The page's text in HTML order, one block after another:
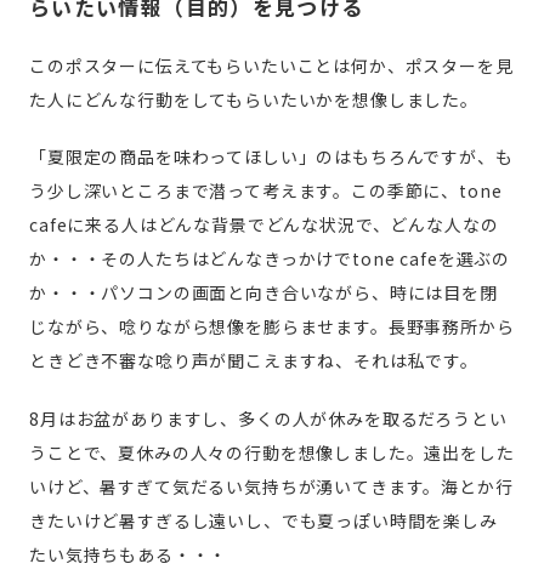
らいたい情報（目的）を見つける
このポスターに伝えてもらいたいことは何か、ポスターを見
た人にどんな行動をしてもらいたいかを想像しました。
「夏限定の商品を味わってほしい」のはもちろんですが、も
う少し深いところまで潜って考えます。この季節に、tone
cafeに来る人はどんな背景でどんな状況で、どんな人なの
か・・・その人たちはどんなきっかけでtone cafeを選ぶの
か・・・パソコンの画面と向き合いながら、時には目を閉
じながら、唸りながら想像を膨らませます。長野事務所から
ときどき不審な唸り声が聞こえますね、それは私です。
8月はお盆がありますし、多くの人が休みを取るだろうとい
うことで、夏休みの人々の行動を想像しました。遠出をした
いけど、暑すぎて気だるい気持ちが湧いてきます。海とか行
きたいけど暑すぎるし遠いし、でも夏っぽい時間を楽しみ
たい気持ちもある・・・